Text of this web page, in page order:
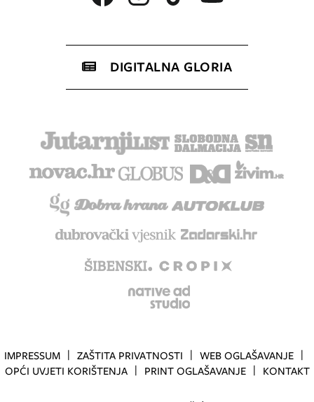
DIGITALNA GLORIA
IMPRESSUM ZAŠTITA PRIVATNOSTI
WEB OGLAŠAVANJE
OPĆI UVJETI KORIŠTENJA
PRINT OGLAŠAVANJE KONTAKT